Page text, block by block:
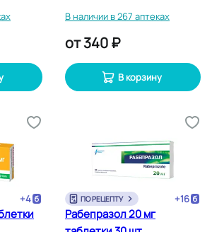
В наличии в 267 аптеках
от340 ₽
В корзину
+4 ПО РЕЦЕПТУ +16
Рабепразол 20 мг